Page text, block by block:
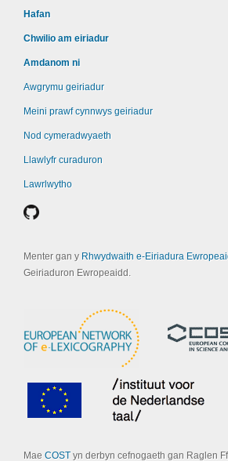
Hafan
Chwilio am eiriadur
Amdanom ni
Awgrymu geiriadur
Meini prawf cynnwys geiriadur
Nod cymeradwyaeth
Llawlyfr curaduron
Lawrlwytho
Menter gan y Rhwydwaith e-Eiriadura
Geiriaduron Ewropeaidd.
Mae COSTyn derbyn cefnogaeth gan Raglen